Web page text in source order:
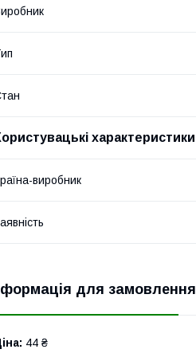
характеристики
виробник
для замовлення
44 ₴